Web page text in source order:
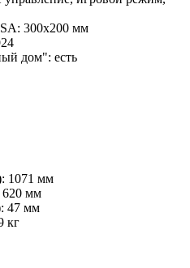
300x200 мм
дом": есть
1071 мм
620 мм
47 мм
кг